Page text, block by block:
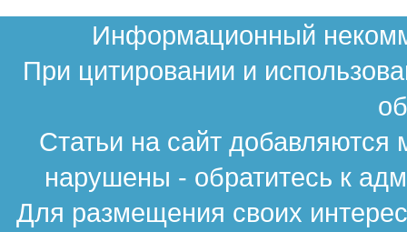
Информационный
При цитировании и
Статьи на сайт
нарушены - обратитесь к
Для размещения своих